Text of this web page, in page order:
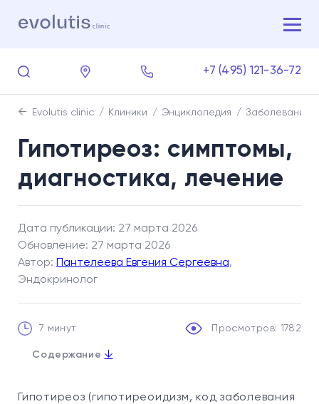
+7 (495) 121-36-72
Evolutis clinic Клиники Энциклопедия Заболевания
Гипотиреоз: симптомы,
диагностика, лечение
Дата публикации: 27 марта 2026
Обновление: 27 марта 2026
Автор:
Пантелеева Евгения Сергеевна,
Эндокринолог
7 минут Просмотров: 1782
Содержание ↓
Гипотиреоз (гипотиреоидизм, код заболевания